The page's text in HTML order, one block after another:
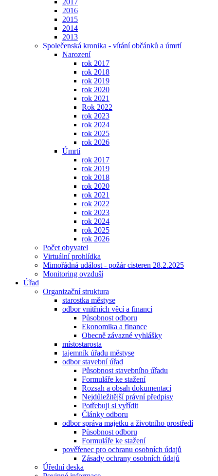
2017
2016
2015
2014
2013
Společenská kronika - vítání občánků a úmrtí
Narození
rok 2017
rok 2018
rok 2019
rok 2020
rok 2021
Rok 2022
rok 2023
rok 2024
rok 2025
rok 2026
Úmrtí
rok 2017
rok 2019
rok 2018
rok 2020
rok 2021
rok 2022
rok 2023
rok 2024
rok 2025
rok 2026
Počet obyvatel
Virtuální prohlídka
Mimořádná událost - požár cisteren 28.2.2025
Monitoring ovzduší
Úřad
Organizační struktura
starostka městyse
odbor vnitřních věcí a financí
Působnost odboru
Ekonomika a finance
Obecně závazné vyhlášky
místostarosta
tajemník úřadu městyse
odbor stavební úřad
Působnost stavebního úřadu
Formuláře ke stažení
Rozsah a obsah dokumentací
Nejdůležitější právní předpisy
Potřebuji si vyřídit
Články odboru
odbor správa majetku a životního prostředí
Působnost odboru
Formuláře ke stažení
pověřenec pro ochranu osobních údajů
Zásady ochrany osobních údajů
Úřední deska